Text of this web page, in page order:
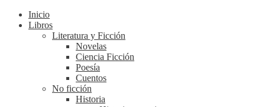
Inicio
Libros
Literatura y Ficción
Novelas
Ciencia Ficción
Poesía
Cuentos
No ficción
Historia